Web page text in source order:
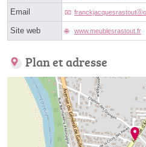
Email
Site web www.meublesrastout.fr
Plan et adresse